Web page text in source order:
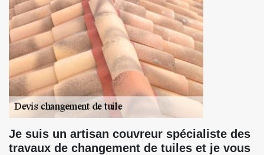
Je suis un artisan couvreur spécialiste des
travaux de changement de tuiles et je vous